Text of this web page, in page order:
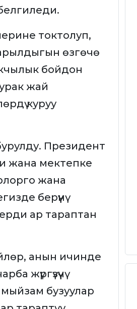
токтолуп,
өзгөчө
бойдон
жай
куруу
бурулду. Президент
жана мектепке
жана
берүүнү
ар тараптан
анын ичинде
жүргүзүүчү
мыйзам бузуулар